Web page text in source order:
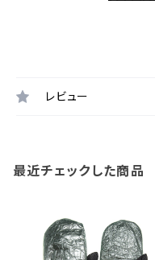
レビュー
最近チェックした商品